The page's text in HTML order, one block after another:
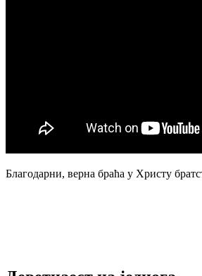
Благодарни, верна браћа у Христу